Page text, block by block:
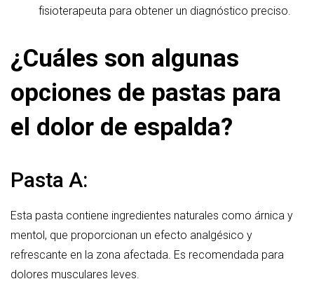
fisioterapeuta para obtener un diagnóstico preciso.
¿Cuáles son algunas
opciones de pastas para
el dolor de espalda?
Pasta A:
Esta pasta contiene ingredientes naturales como árnica y
mentol, que proporcionan un efecto analgésico y
refrescante en la zona afectada. Es recomendada para
dolores musculares leves.